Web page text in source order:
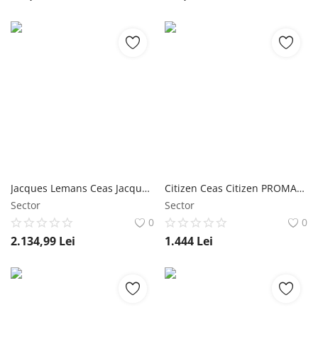
Jacques Lemans Ceas Jacques Lemans Liverpool 1-2014F Automatic
Sector
0
2.134,99 Lei
Citizen Ceas Citizen PROMASTER DIVER'S NY0084-89EE
Sector
0
1.444 Lei